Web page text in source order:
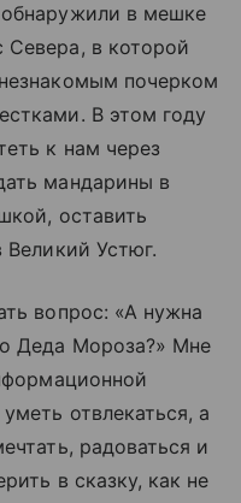
в мешке
в которой
почерком
В этом году
к нам через
мандарины в
оставить
Великий Устюг.
вопрос: «А нужна
Деда Мороза?» Мне
отвлекаться, а
радоваться и
в сказку, как не